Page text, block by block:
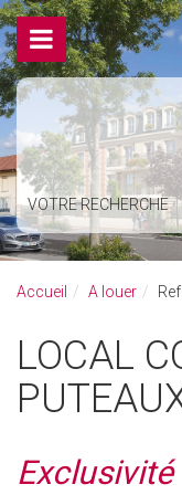
VOTRE RECHERCHE
Accueil A louer
LOCAL COMMERCIAL
Exclusivité